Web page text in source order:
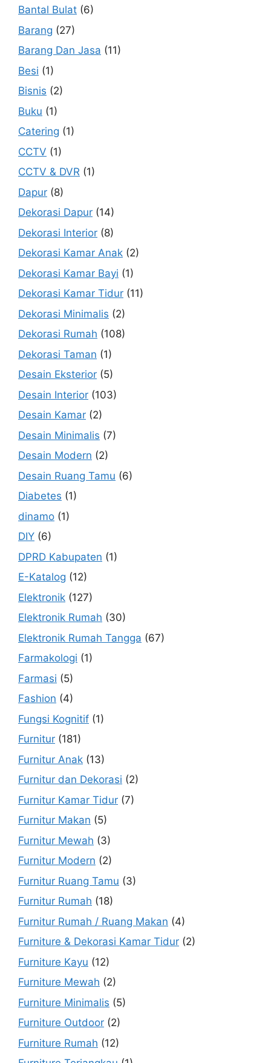
Bantal Bulat (6)
Barang (27)
Barang Dan Jasa (11)
Besi (1)
Bisnis (2)
Buku (1)
Catering (1)
CCTV (1)
CCTV & DVR (1)
Dapur (8)
Dekorasi Dapur (14)
Dekorasi Interior (8)
Dekorasi Kamar Anak (2)
Dekorasi Kamar Bayi (1)
Dekorasi Kamar Tidur (11)
Dekorasi Minimalis (2)
Dekorasi Rumah (108)
Dekorasi Taman (1)
Desain Eksterior (5)
Desain Interior (103)
Desain Kamar (2)
Desain Minimalis (7)
Desain Modern (2)
Desain Ruang Tamu (6)
Diabetes (1)
dinamo (1)
DIY (6)
DPRD Kabupaten (1)
E-Katalog (12)
Elektronik (127)
Elektronik Rumah (30)
Elektronik Rumah Tangga (67)
Farmakologi (1)
Farmasi (5)
Fashion (4)
Fungsi Kognitif (1)
Furnitur (181)
Furnitur Anak (13)
Furnitur dan Dekorasi (2)
Furnitur Kamar Tidur (7)
Furnitur Makan (5)
Furnitur Mewah (3)
Furnitur Modern (2)
Furnitur Ruang Tamu (3)
Furnitur Rumah (18)
Furnitur Rumah / Ruang Makan (4)
Furniture & Dekorasi Kamar Tidur (2)
Furniture Kayu (12)
Furniture Mewah (2)
Furniture Minimalis (5)
Furniture Outdoor (2)
Furniture Rumah (12)